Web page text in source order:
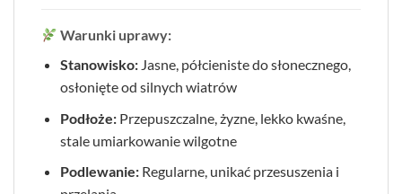
Warunki uprawy:
Stanowisko:Jasne, półcieniste do słonecznego,
osłonięte od silnych wiatrów
Podłoże:Przepuszczalne, żyzne, lekko kwaśne,
stale umiarkowanie wilgotne
Podlewanie:Regularne, unikać przesuszenia i